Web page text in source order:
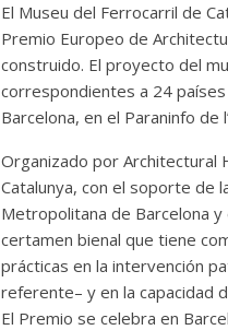
El Museu del Ferrocarril de
Premio Europeo de
construido. El proyecto del
correspondientes a 24
Barcelona, en el Paraninfo de
Organizado por Architectural
Catalunya, con el soporte de
Metropolitana de Barcelona
certamen bienal que tiene
prácticas en la intervención
referente– y en la capacidad
El Premio se celebra en